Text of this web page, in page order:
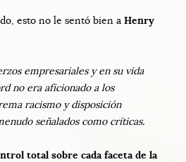
esto no le sentó bien a Henry
empresariales y en su vida
no era aficionado a los
racismo y disposición
señalados como críticas.
total sobre cada faceta de la